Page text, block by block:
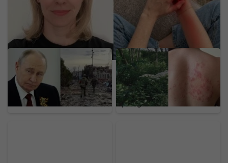
Putin chystá anexiu v
ďalšej krajine. Štyri štáty
NATO varujú pred
hrozbou pre Európu
Na Slovensku sa šíri
nebezpečný gigant z
Kaukazu: Pozor na
rastlinu, ktorej dotyk
spôsobuje bolestivé
pľuzgiere